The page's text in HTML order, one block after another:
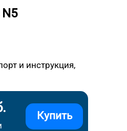
и инструкция,
Купить